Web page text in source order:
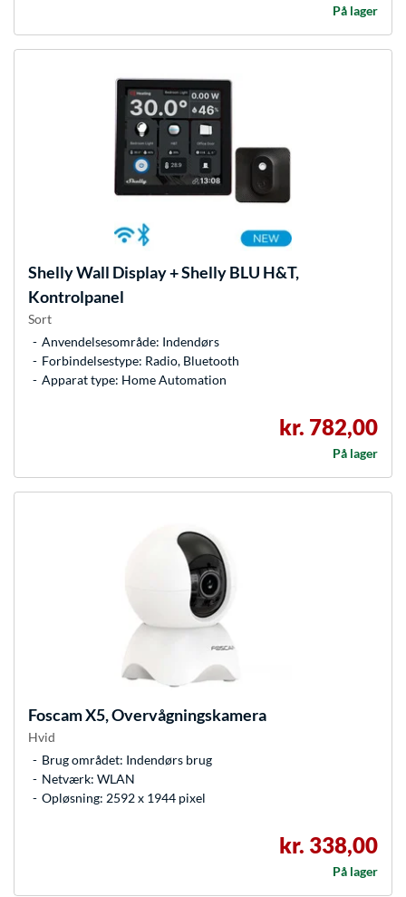
På lager
ShellyWall Display + Shelly BLU H&T,
Kontrolpanel
Sort
Anvendelsesområde: Indendørs
Forbindelsestype: Radio, Bluetooth
Apparat type: Home Automation
kr. 782,00
På lager
FoscamX5, Overvågningskamera
Hvid
Brug området: Indendørs brug
Netværk: WLAN
Opløsning: 2592 x 1944 pixel
kr. 338,00
På lager